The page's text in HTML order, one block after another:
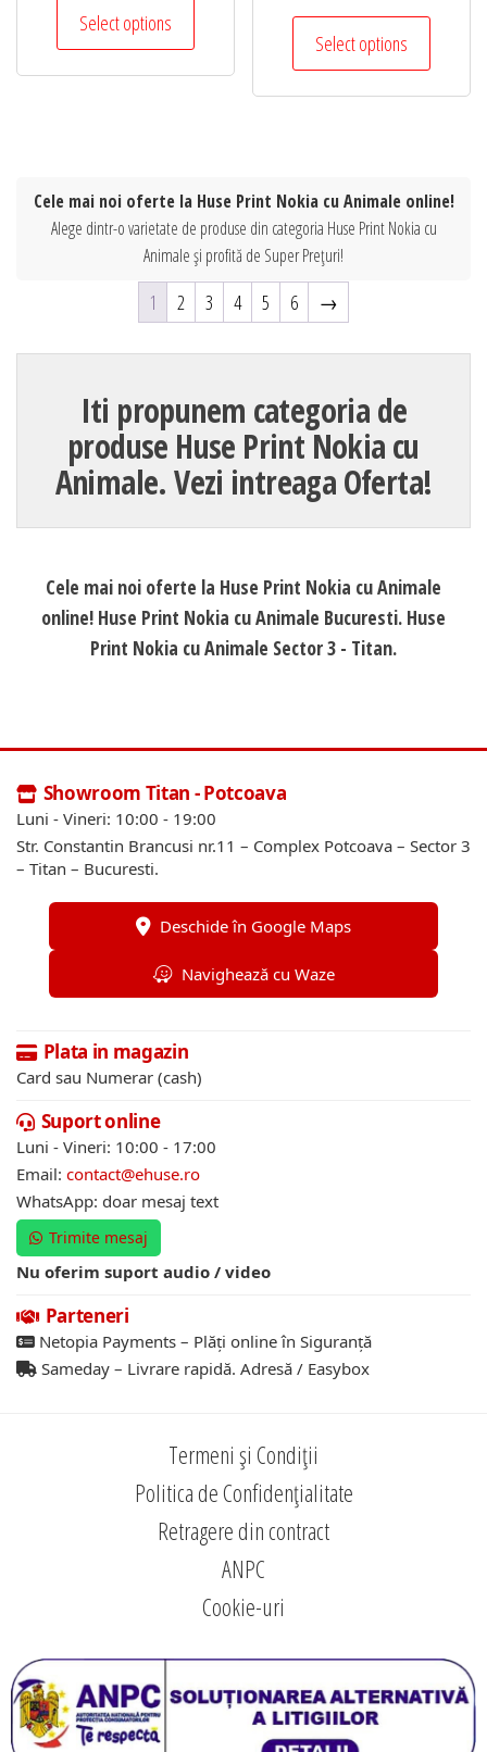
Select options
Select options
Cele mai noi oferte la Huse Print Nokia cu Animale online!
Alege dintr-o varietate de produse din categoria Huse Print Nokia cu
Animale și profită de Super Prețuri!
1 2 3 4 5 6 →
Iti propunem categoria de
produse Huse Print Nokia cu
Animale. Vezi intreaga Oferta!
Cele mai noi oferte la Huse Print Nokia cu Animale
online! Huse Print Nokia cu Animale Bucuresti. Huse
Print Nokia cu Animale Sector 3 - Titan.
Showroom Titan - Potcoava
Luni - Vineri: 10:00 - 19:00
Str. Constantin Brancusi nr.11 – Complex Potcoava – Sector 3
– Titan – Bucuresti.
Deschide în Google Maps
Navighează cu Waze
Plata in magazin
Card sau Numerar (cash)
Suport online
Luni - Vineri: 10:00 - 17:00
Email: contact@ehuse.ro
WhatsApp: doar mesaj text
Trimite mesaj
Nu oferim suport audio / video
Parteneri
Netopia Payments – Plăți online în Siguranță
Sameday – Livrare rapidă. Adresă / Easybox
Termeni și Condiții
Politica de Confidențialitate
Retragere din contract
ANPC
Cookie-uri